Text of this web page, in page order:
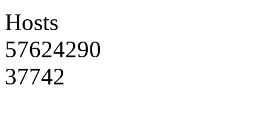
Hosts
57624290
37742